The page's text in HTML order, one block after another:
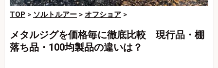
TOP > ソルトルアー > オフショア >
メタルジグを価格毎に徹底比較 現行品・棚
落ち品・100均製品の違いは？